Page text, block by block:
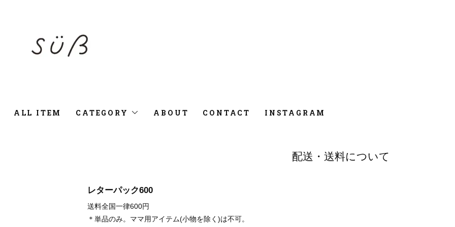
ALL ITEM CATEGORY ABOUT CONTACT INSTAGRAM
配送・送料について
レターパック600
送料全国一律600円
＊単品のみ。ママ用アイテム(小物を除く)は不可。